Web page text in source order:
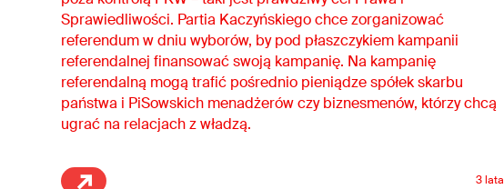
Sprawiedliwości. Partia Kaczyńskiego chce zorganizować
referendum w dniu wyborów, by pod płaszczykiem kampanii
referendalnej finansować swoją kampanię. Na kampanię
referendalną mogą trafić pośrednio pieniądze spółek skarbu
państwa i PiSowskich menadżerów czy biznesmenów, którzy chcą
ugrać na relacjach z władzą.
3 lata